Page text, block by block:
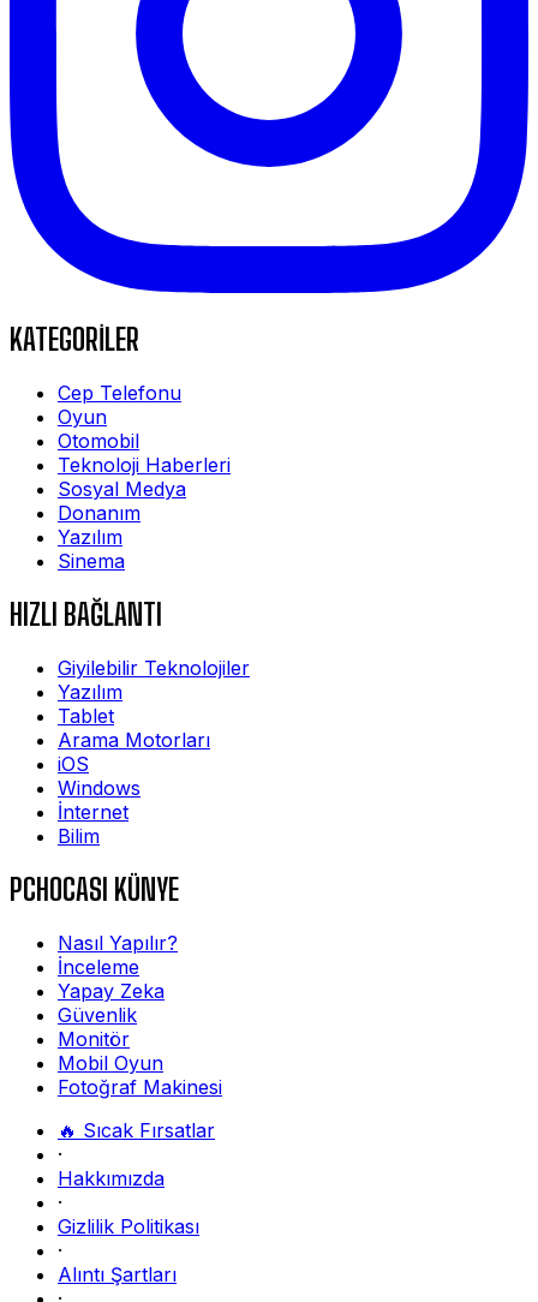
KATEGORİLER
Cep Telefonu
Oyun
Otomobil
Teknoloji Haberleri
Sosyal Medya
Donanım
Yazılım
Sinema
HIZLI BAĞLANTI
Giyilebilir Teknolojiler
Yazılım
Tablet
Arama Motorları
iOS
Windows
İnternet
Bilim
PCHOCASI KÜNYE
Nasıl Yapılır?
İnceleme
Yapay Zeka
Güvenlik
Monitör
Mobil Oyun
Fotoğraf Makinesi
🔥 Sıcak Fırsatlar
·
Hakkımızda
·
Gizlilik Politikası
·
Alıntı Şartları